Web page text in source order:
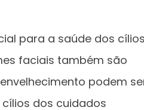
para a saúde dos
faciais também são
podem
dos cuidados